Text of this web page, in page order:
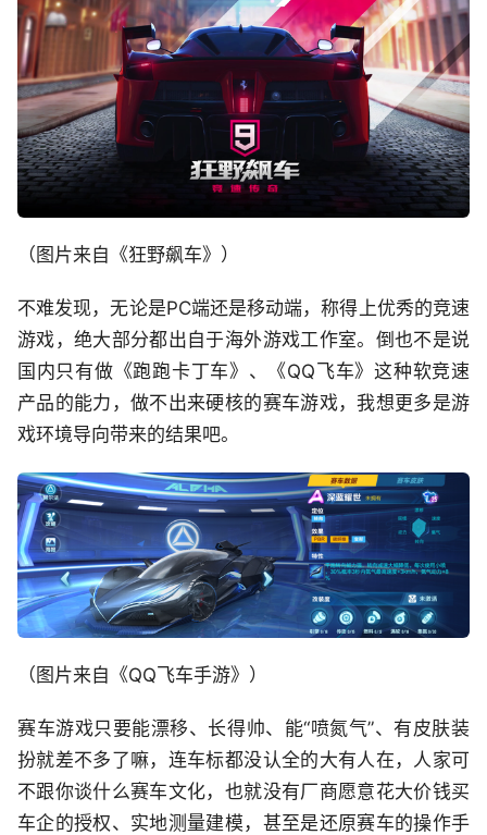
（图片来自《狂野飙车》）
不难发现，无论是PC端还是移动端，称得上优秀的竞速
游戏，绝大部分都出自于海外游戏工作室。倒也不是说
国内只有做《跑跑卡丁车》、《QQ飞车》这种软竞速
产品的能力，做不出来硬核的赛车游戏，我想更多是游
戏环境导向带来的结果吧。
（图片来自《QQ飞车手游》）
赛车游戏只要能漂移、长得帅、能“喷氮气”、有皮肤装
扮就差不多了嘛，连车标都没认全的大有人在，人家可
不跟你谈什么赛车文化，也就没有厂商愿意花大价钱买
车企的授权、实地测量建模，甚至是还原赛车的操作手